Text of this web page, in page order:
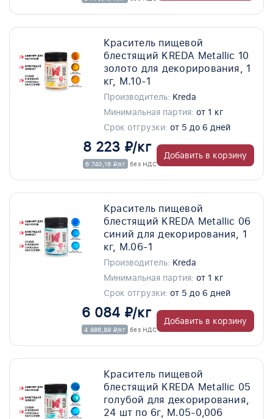
Краситель пищевой
блестящий KREDA Metallic 10
золото для декорирования, 1
кг, M.10-1
Производитель: Kreda
Минимальная партия: от 1 кг
Срок отгрузки: от 5 до 6 дней
8 223 ₽/кг
6 740,16 ₽/кг без НДС
Добавить в корзину
Краситель пищевой
блестящий KREDA Metallic 06
синий для декорирования, 1
кг, M.06-1
Производитель: Kreda
Минимальная партия: от 1 кг
Срок отгрузки: от 5 до 6 дней
6 084 ₽/кг
4 986,89 ₽/кг без НДС
Добавить в корзину
Краситель пищевой
блестящий KREDA Metallic 05
голубой для декорирования,
24 шт по 6г, M.05-0,006